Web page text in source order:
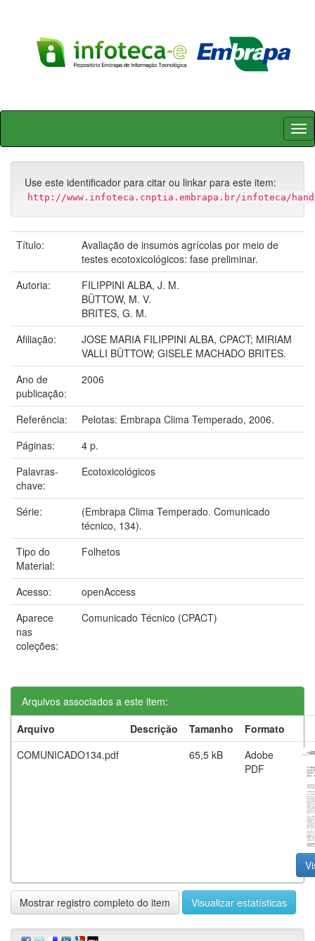
Skip
Use este identificador para citar ou linkar para este item:
http://www.infoteca.cnptia.embrapa.br/infoteca/
Título:
Avaliação de insumos agrícolas por meio de
testes ecotoxicológicos: fase preliminar.
Autoria:
FILIPPINI ALBA, J. M.
BÜTTOW, M. V.
BRITES, G. M.
Afiliação:
JOSE MARIA FILIPPINI ALBA, CPACT; MIRIAM
VALLI BÜTTOW; GISELE MACHADO BRITES.
Ano de
publicação:
2006
Referência:
Pelotas: Embrapa Clima Temperado, 2006.
Páginas:
4 p.
Palavras-
chave:
Ecotoxicológicos
Série:
(Embrapa Clima Temperado. Comunicado
técnico, 134).
Tipo do
Material:
Folhetos
Acesso:
openAccess
Aparece
nas
coleções:
Comunicado Técnico (CPACT)
Arquivos associados a este item:
Arquivo
Descrição Tamanho
Formato
COMUNICADO134.pdf
65,5 kB
Adobe
PDF
Mostrar registro completo do item Visualizar estatísticas